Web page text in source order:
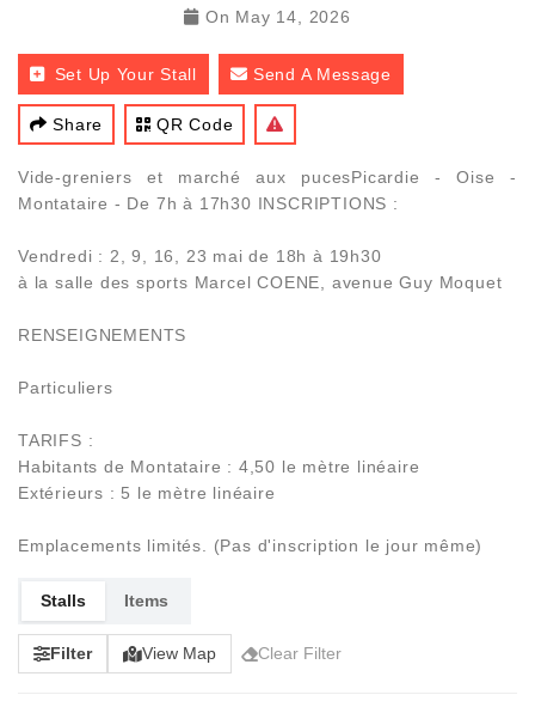
On May 14, 2026
Set Up Your Stall Send A Message
Share QR Code
Vide-greniers et marché aux pucesPicardie - Oise -
Montataire - De 7h à 17h30 INSCRIPTIONS :
Vendredi : 2, 9, 16, 23 mai de 18h à 19h30
à la salle des sports Marcel COENE, avenue Guy Moquet
RENSEIGNEMENTS
Particuliers
TARIFS :
Habitants de Montataire : 4,50 le mètre linéaire
Extérieurs : 5 le mètre linéaire
Emplacements limités. (Pas d'inscription le jour même)
Stalls Items
Filter View Map Clear Filter